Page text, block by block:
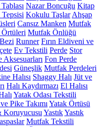
Nazar Boncuğu Kitap
Kokulu Taşlar Ahşap
Cansız Manken Mutfak
Örtüleri Mutfak Önlüğü
Runner Fırın Eldiveni ve
Ev Tekstili Perde Stor
Aksesuarları Fon Perde
Güneşlik Mutfak Perdeleri
Halısı Shaggy Halı Jüt ve
Halı Kaydırmazı El Halısı
Yatak Odası Tekstili
Pike Takımı Yatak Örtüsü
Koruyucusu YastıkYastık
Mutfak Tekstili